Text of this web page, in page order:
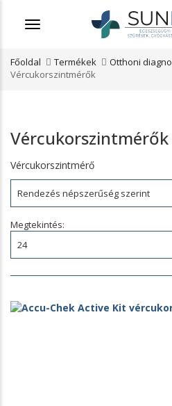
Menü
Főoldal Termékek
Otthoni
Vércukorszintmérők
Vércukorszintmérők
Vércukorszintmérő
Rendezés:
Megtekintés: